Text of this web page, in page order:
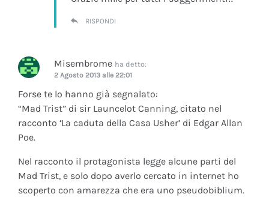
RISPONDI
Misembrome ha detto:
2 Agosto 2013 alle 22:01
Forse te lo hanno già segnalato:
“Mad Trist” di sir Launcelot Canning, citato nel
racconto ‘La caduta della Casa Usher’ di Edgar Allan
Poe.
Nel racconto il protagonista legge alcune parti del
Mad Trist, e solo dopo averlo cercato in internet ho
scoperto con amarezza che era uno pseudobiblium.